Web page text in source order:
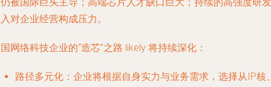
对企业经营构成压力。
网络科技企业的“造芯”之路 likely 将持续深化：
路径多元化 ：企业将根据自身实力与业务需求，选择从IP核